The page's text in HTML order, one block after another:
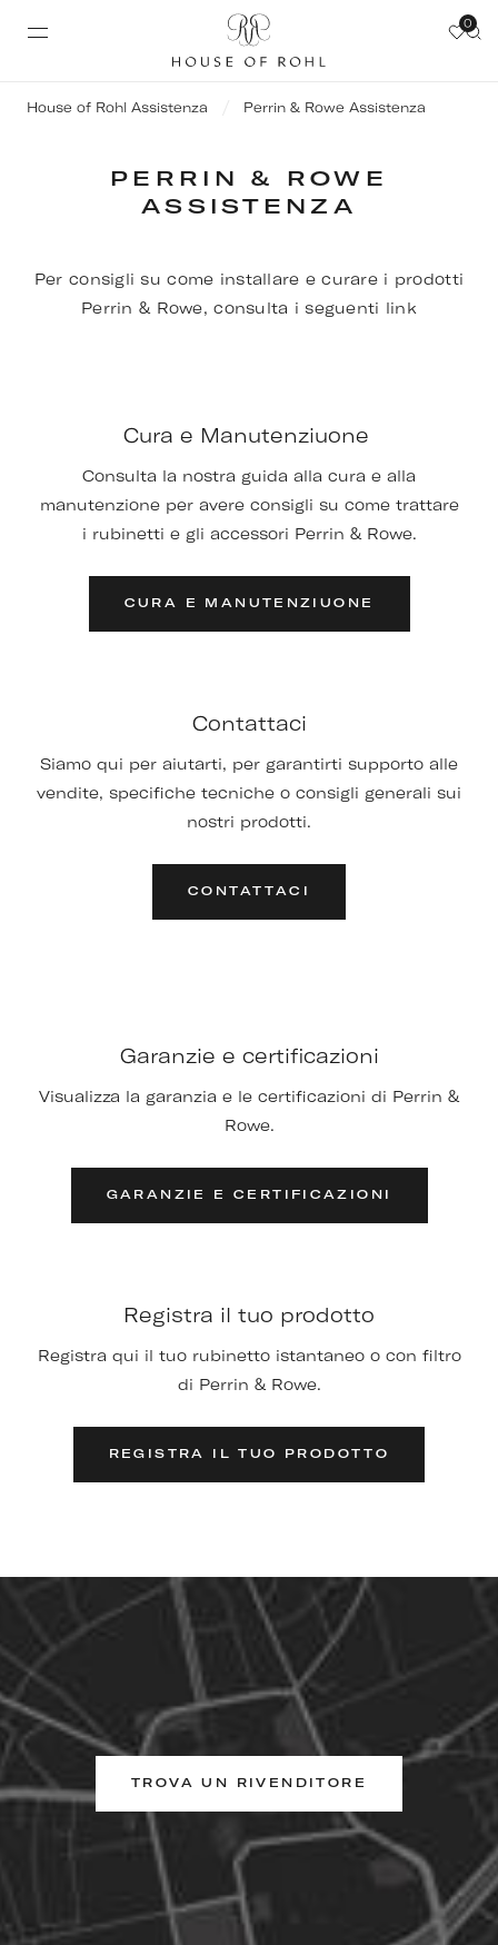
0
House of Rohl Assistenza Perrin & Rowe Assistenza
PERRIN & ROWE
ASSISTENZA
Per consigli su come installare e curare i prodotti
Perrin & Rowe, consulta i seguenti link
Cura e Manutenziuone
Consulta la nostra guida alla cura e alla
manutenzione per avere consigli su come trattare
i rubinetti e gli accessori Perrin & Rowe.
CURA E MANUTENZIUONE
Contattaci
Siamo qui per aiutarti, per garantirti supporto alle
vendite, specifiche tecniche o consigli generali sui
nostri prodotti.
CONTATTACI
Garanzie e certificazioni
Visualizza la garanzia e le certificazioni di Perrin &
Rowe.
GARANZIE E CERTIFICAZIONI
Registra il tuo prodotto
Registra qui il tuo rubinetto istantaneo o con filtro
di Perrin & Rowe.
REGISTRA IL TUO PRODOTTO
TROVA UN RIVENDITORE